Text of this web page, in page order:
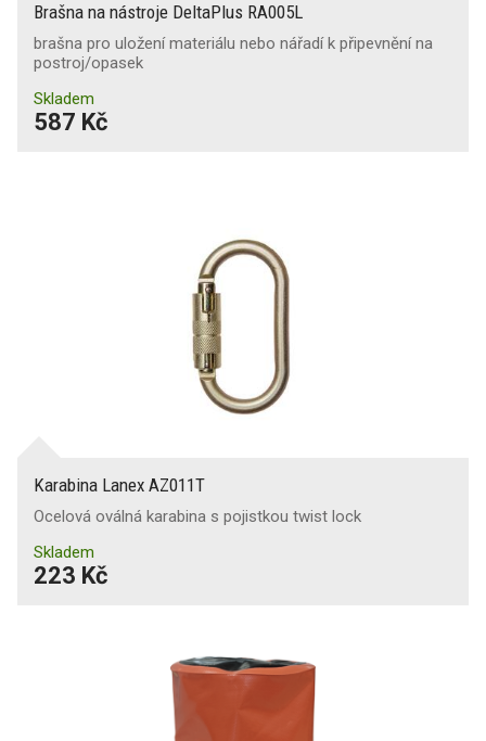
Brašna na nástroje DeltaPlus RA005L
brašna pro uložení materiálu nebo nářadí k připevnění na
postroj/opasek
Skladem
587 Kč
Karabina Lanex AZ011T
Ocelová oválná karabina s pojistkou twist lock
Skladem
223 Kč